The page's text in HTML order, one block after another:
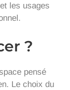
les usages
?
pensé
Le choix du